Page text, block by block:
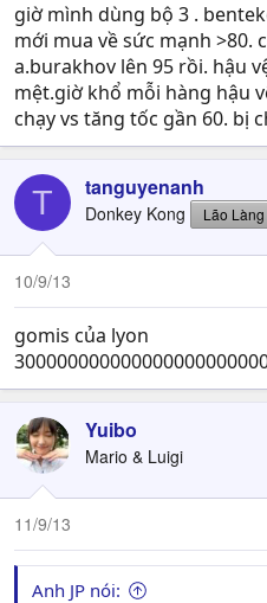
giờ mình dùng bộ 3 .
mới mua về sức mạnh >80.
a.burakhov lên 95 rồi. hậu
mệt.giờ khổ mỗi hàng hậu
chạy vs tăng tốc gần 60. bị
T tanguyenanh
Donkey Kong Lão Làng
10/9/13
gomis của lyon
Yuibo
Mario & Luigi
11/9/13
Anh JP nói: